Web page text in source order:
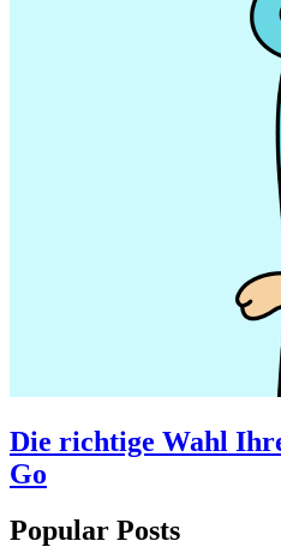
Die richtige Wahl
Go
Popular Posts